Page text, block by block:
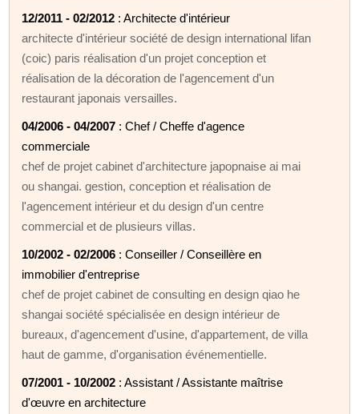
12/2011 - 02/2012 : Architecte d'intérieur
architecte d'intérieur société de design international lifan
(coic) paris réalisation d'un projet conception et
réalisation de la décoration de l'agencement d'un
restaurant japonais versailles.
04/2006 - 04/2007 : Chef / Cheffe d'agence
commerciale
chef de projet cabinet d'architecture japopnaise ai mai
ou shangai. gestion, conception et réalisation de
l'agencement intérieur et du design d'un centre
commercial et de plusieurs villas.
10/2002 - 02/2006 : Conseiller / Conseillère en
immobilier d'entreprise
chef de projet cabinet de consulting en design qiao he
shangai société spécialisée en design intérieur de
bureaux, d'agencement d'usine, d'appartement, de villa
haut de gamme, d'organisation événementielle.
07/2001 - 10/2002 : Assistant / Assistante maîtrise
d'œuvre en architecture